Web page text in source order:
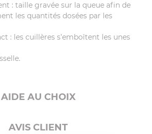
: taille gravée sur la queue afin de
les quantités dosées par les
: les cuillères s’emboîtent les unes
AIDE AU CHOIX
AVIS CLIENT